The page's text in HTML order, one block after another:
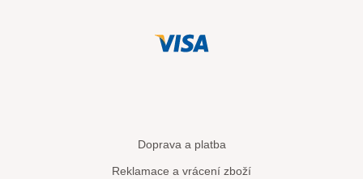
Doprava a platba
Reklamace a vrácení zboží